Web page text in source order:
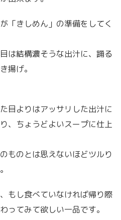
「きしめん」の準備をしてく
は結構濃そうな出汁に、踊る
揚げ。
目よりはアッサリした出汁に
、ちょうどよいスープに仕上
ものとは思えないほどツルり
もし食べていなければ帰り際
ってみて欲しい一品です。